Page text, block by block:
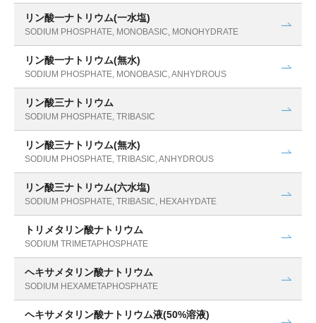
リン酸一ナトリウム(一水塩)
SODIUM PHOSPHATE, MONOBASIC, MONOHYDRATE
リン酸一ナトリウム(無水)
SODIUM PHOSPHATE, MONOBASIC, ANHYDROUS
リン酸三ナトリウム
SODIUM PHOSPHATE, TRIBASIC
リン酸三ナトリウム(無水)
SODIUM PHOSPHATE, TRIBASIC, ANHYDROUS
リン酸三ナトリウム(六水塩)
SODIUM PHOSPHATE, TRIBASIC, HEXAHYDATE
トリメタリン酸ナトリウム
SODIUM TRIMETAPHOSPHATE
ヘキサメタリン酸ナトリウム
SODIUM HEXAMETAPHOSPHATE
ヘキサメタリン酸ナトリウム液(50%溶液)